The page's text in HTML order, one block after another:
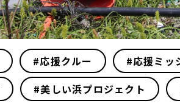
#応援クルー #応援ミッ
#美しい浜プロジェクト